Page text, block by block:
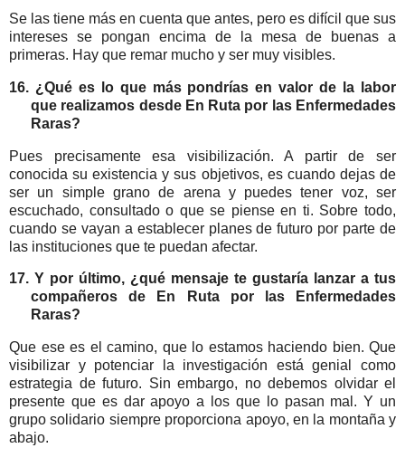
Se las tiene más en cuenta que antes, pero es difícil que sus
intereses se pongan encima de la mesa de buenas a
primeras. Hay que remar mucho y ser muy visibles.
16. ¿Qué es lo que más pondrías en valor de la labor
que realizamos desde En Ruta por las Enfermedades
Raras?
Pues precisamente esa visibilización. A partir de ser
conocida su existencia y sus objetivos, es cuando dejas de
ser un simple grano de arena y puedes tener voz, ser
escuchado, consultado o que se piense en ti. Sobre todo,
cuando se vayan a establecer planes de futuro por parte de
las instituciones que te puedan afectar.
17. Y por último, ¿qué mensaje te gustaría lanzar a tus
compañeros de En Ruta por las Enfermedades
Raras?
Que ese es el camino, que lo estamos haciendo bien. Que
visibilizar y potenciar la investigación está genial como
estrategia de futuro. Sin embargo, no debemos olvidar el
presente que es dar apoyo a los que lo pasan mal. Y un
grupo solidario siempre proporciona apoyo, en la montaña y
abajo.